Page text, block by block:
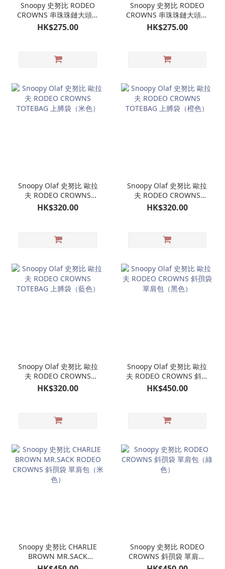
Snoopy 史努比 RODEO
CROWNS 串珠珠鏈大頭公
仔吊飾 毛絨公仔掛飾
（ANDY）
HK$275.00
Snoopy 史努比 RODEO
CROWNS 串珠珠鏈大頭公
仔吊飾 毛絨公仔掛飾
（WOODSTOCK）
HK$275.00
Snoopy Olaf 史努比 歐拉
夫 RODEO CROWNS
TOTEBAG 上膊袋（米
HK$320.00
Snoopy Olaf 史努比 歐拉
夫 RODEO CROWNS
TOTEBAG 上膊袋（橙
HK$320.00
Snoopy Olaf 史努比 歐拉
夫 RODEO CROWNS
TOTEBAG 上膊袋（藍
色）
HK$320.00
Snoopy Olaf 史努比 歐拉
夫 RODEO CROWNS 斜孭
袋 單肩包（黑色）
HK$450.00
Snoopy 史努比 CHARLIE
BROWN MR.SACK
RODEO CROWNS 斜孭袋
Snoopy 史努比 RODEO
CROWNS 斜孭袋 單肩包
（綠色）